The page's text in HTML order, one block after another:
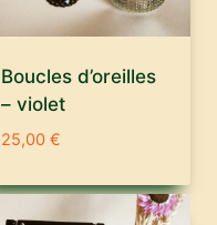
Boucles d’oreilles
– violet
25,00 €